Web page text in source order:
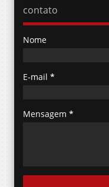
contato
Nome
E-mail *
Mensagem *